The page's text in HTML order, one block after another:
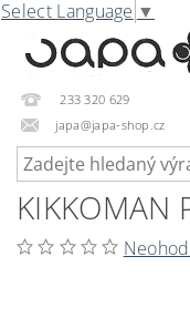
Select Language ▼
233 320 629
japa@japa-shop.cz
KIKKOMAN